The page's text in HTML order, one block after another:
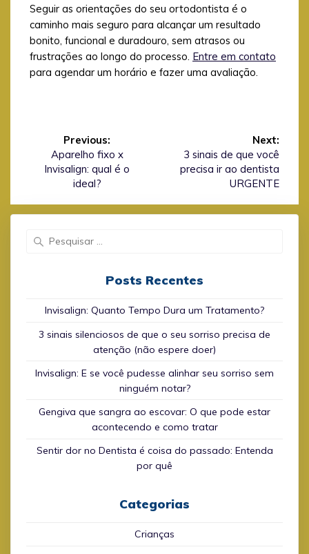
Seguir as orientações do seu ortodontista é o
caminho mais seguro para alcançar um resultado
bonito, funcional e duradouro, sem atrasos ou
frustrações ao longo do processo. Entre em contato
para agendar um horário e fazer uma avaliação.
Post
Previous:
Previous
post:
Aparelho fixo x
Invisalign: qual é o
ideal?
Next:
Next
post:
3 sinais de que você
precisa ir ao dentista
URGENTE
Posts Recentes
Invisalign: Quanto Tempo Dura um Tratamento?
3 sinais silenciosos de que o seu sorriso precisa de
atenção (não espere doer)
Invisalign: E se você pudesse alinhar seu sorriso sem
ninguém notar?
Gengiva que sangra ao escovar: O que pode estar
acontecendo e como tratar
Sentir dor no Dentista é coisa do passado: Entenda
por quê
Categorias
Crianças